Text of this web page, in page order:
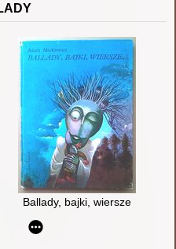
Ballady, bajki, wiersze